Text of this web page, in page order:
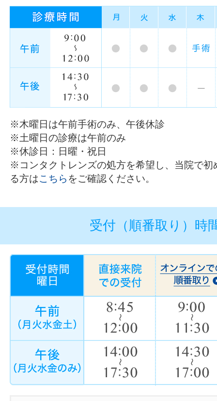
※木曜日は午前手術のみ、午後休診
※土曜日の診療は午前のみ
※休診日：日曜・祝日
※コンタクトレンズの処方を希望し、当院で初
る方はこちら をご確認ください。
受付（順番取り）時